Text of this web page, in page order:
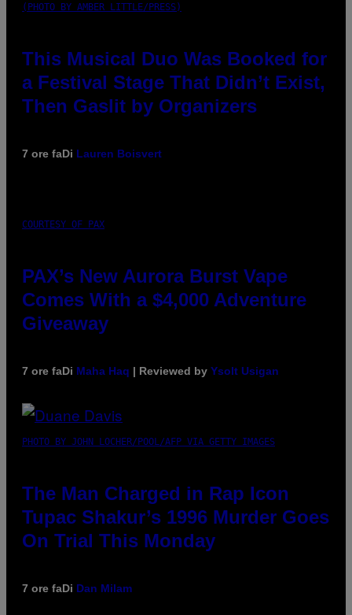
(PHOTO BY AMBER LITTLE/PRESS)
This Musical Duo Was Booked for
a Festival Stage That Didn’t Exist,
Then Gaslit by Organizers
7 ore faDi Lauren Boisvert
COURTESY OF PAX
PAX’s New Aurora Burst Vape
Comes With a $4,000 Adventure
Giveaway
7 ore faDi Maha Haq | Reviewed by Ysolt Usigan
PHOTO BY JOHN LOCHER/POOL/AFP VIA GETTY IMAGES
The Man Charged in Rap Icon
Tupac Shakur’s 1996 Murder Goes
On Trial This Monday
7 ore faDi Dan Milam